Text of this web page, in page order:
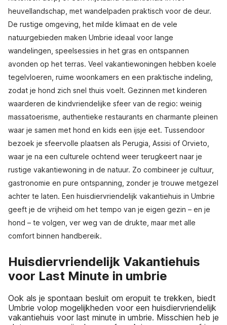
heuvellandschap, met wandelpaden praktisch voor de deur.
De rustige omgeving, het milde klimaat en de vele
natuurgebieden maken Umbrie ideaal voor lange
wandelingen, speelsessies in het gras en ontspannen
avonden op het terras. Veel vakantiewoningen hebben koele
tegelvloeren, ruime woonkamers en een praktische indeling,
zodat je hond zich snel thuis voelt. Gezinnen met kinderen
waarderen de kindvriendelijke sfeer van de regio: weinig
massatoerisme, authentieke restaurants en charmante pleinen
waar je samen met hond en kids een ijsje eet. Tussendoor
bezoek je sfeervolle plaatsen als Perugia, Assisi of Orvieto,
waar je na een culturele ochtend weer terugkeert naar je
rustige vakantiewoning in de natuur. Zo combineer je cultuur,
gastronomie en pure ontspanning, zonder je trouwe metgezel
achter te laten. Een huisdiervriendelijk vakantiehuis in Umbrie
geeft je de vrijheid om het tempo van je eigen gezin – en je
hond – te volgen, ver weg van de drukte, maar met alle
comfort binnen handbereik.
Huisdiervriendelijk Vakantiehuis
voor Last Minute in umbrie
Ook als je spontaan besluit om eropuit te trekken, biedt
Umbrie volop mogelijkheden voor een huisdiervriendelijk
vakantiehuis voor last minute in umbrie. Misschien heb je